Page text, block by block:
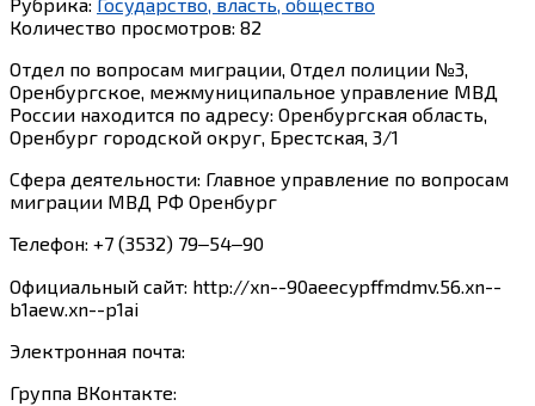
Количество просмотров: 82
Отдел по вопросам миграции, Отдел полиции №3,
Оренбургское, межмуниципальное управление МВД
России находится по адресу: Оренбургская область,
Оренбург городской округ, Брестская, 3/1
Сфера деятельности: Главное управление по вопросам
миграции МВД РФ Оренбург
Телефон: +7 (3532) 79‒54‒90
Официальный сайт: http://xn--90aeecypffmdmv.56.xn--
b1aew.xn--p1ai
Электронная почта:
Группа ВКонтакте: